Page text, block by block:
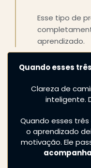
Esse tipo de
aprendizado.
Quando esses
Clareza de
inteligente.
Quando esses
o aprendizado
motivação. Ele